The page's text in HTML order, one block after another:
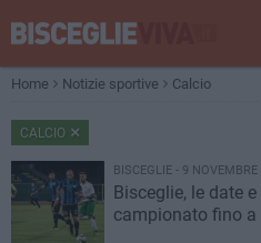
Home Notizie sportive Calcio
CALCIO
BISCEGLIE - 9
Bisceglie, le date
campionato fino a